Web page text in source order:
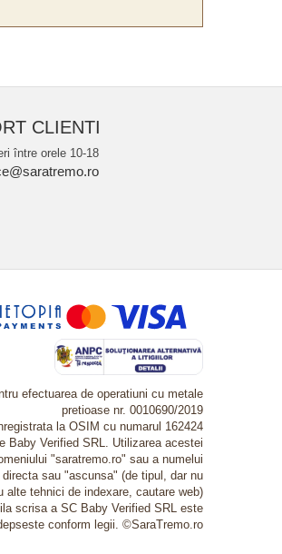
CLIENTI
între orele 10-18
efectuarea de operatiuni cu metale
pretioase nr. 0010690/2019
la OSIM cu numarul 162424
Baby Verified SRL. Utilizarea acestei
"saratremo.ro" sau a numelui
sau "ascunsa" (de tipul, dar nu
alte tehnici de indexare, cautare web)
scrisa a SC Baby Verified SRL este
conform legii. ©SaraTremo.ro